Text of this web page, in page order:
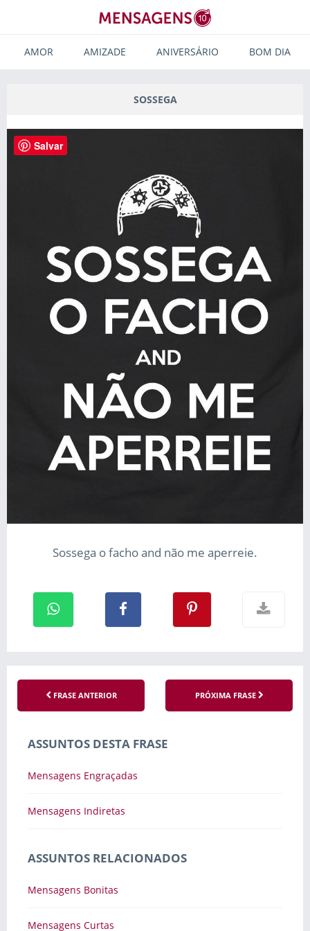
AMOR AMIZADE ANIVERSÁRIO BOM DIA
SOSSEGA
Sossega o facho and não me aperreie.
FRASE ANTERIOR PRÓXIMA FRASE
ASSUNTOS DESTA FRASE
Mensagens Engraçadas
Mensagens Indiretas
ASSUNTOS RELACIONADOS
Mensagens Bonitas
Mensagens Curtas
Salvar